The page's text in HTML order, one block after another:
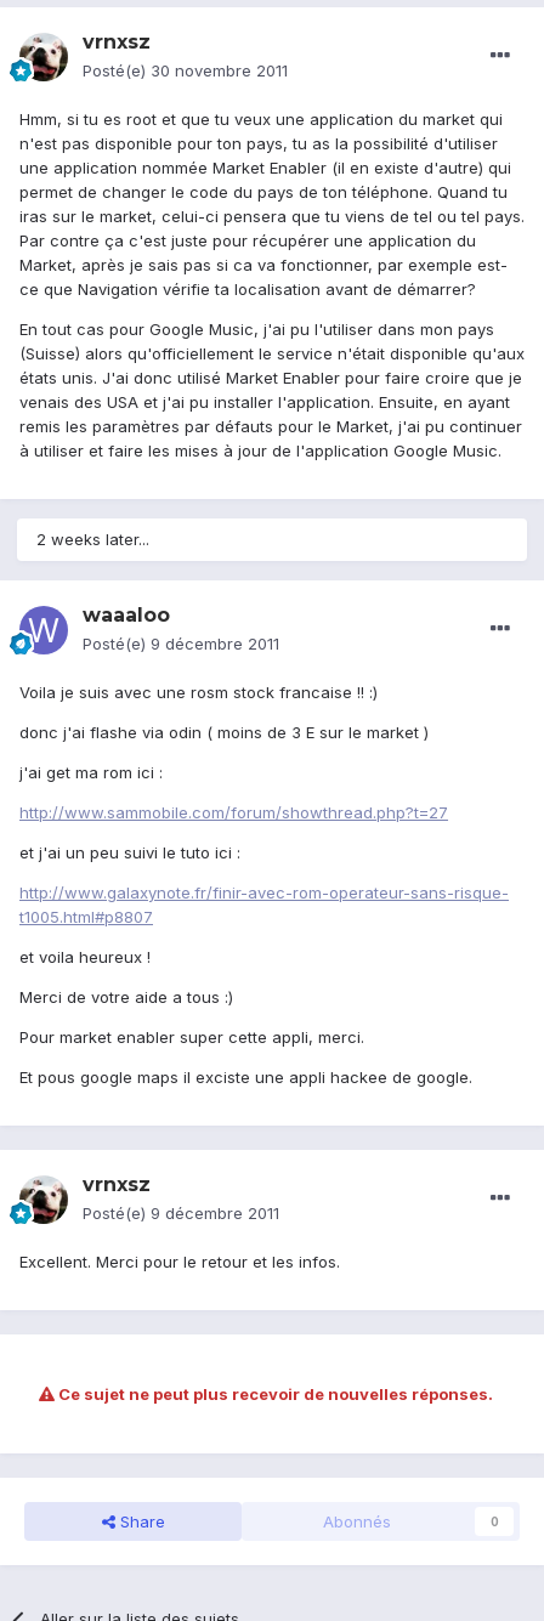
vrnxsz
Posté(e) 30 novembre 2011
Hmm, si tu es root et que tu veux une application du market qui
n'est pas disponible pour ton pays, tu as la possibilité d'utiliser
une application nommée Market Enabler (il en existe d'autre) qui
permet de changer le code du pays de ton téléphone. Quand tu
iras sur le market, celui-ci pensera que tu viens de tel ou tel pays.
Par contre ça c'est juste pour récupérer une application du
Market, après je sais pas si ca va fonctionner, par exemple est-
ce que Navigation vérifie ta localisation avant de démarrer?
En tout cas pour Google Music, j'ai pu l'utiliser dans mon pays
(Suisse) alors qu'officiellement le service n'était disponible qu'aux
états unis. J'ai donc utilisé Market Enabler pour faire croire que je
venais des USA et j'ai pu installer l'application. Ensuite, en ayant
remis les paramètres par défauts pour le Market, j'ai pu continuer
à utiliser et faire les mises à jour de l'application Google Music.
2 weeks later...
waaaloo
Posté(e) 9 décembre 2011
Voila je suis avec une rosm stock francaise !! :)
donc j'ai flashe via odin ( moins de 3 E sur le market )
j'ai get ma rom ici :
http://www.sammobile.com/forum/showthread.php?t=27
et j'ai un peu suivi le tuto ici :
http://www.galaxynote.fr/finir-avec-rom-operateur-sans-risque-
t1005.html#p8807
et voila heureux !
Merci de votre aide a tous :)
Pour market enabler super cette appli, merci.
Et pous google maps il exciste une appli hackee de google.
vrnxsz
Posté(e) 9 décembre 2011
Excellent. Merci pour le retour et les infos.
Ce sujet ne peut plus recevoir de nouvelles réponses.
Share Abonnés 0